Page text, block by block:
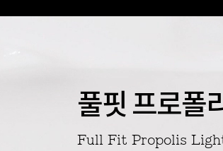
풀핏 프로폴
Full Fit Propolis